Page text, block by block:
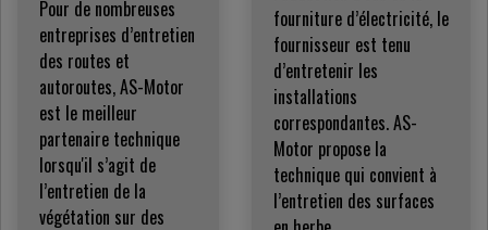
Pour de nombreuses
entreprises d’entretien
des routes et
autoroutes, AS-Motor
est le meilleur
partenaire technique
lorsqu'il s’agit de
l’entretien de la
végétation sur des
fourniture d’électricité, le
fournisseur est tenu
d’entretenir les
installations
correspondantes. AS-
Motor propose la
technique qui convient à
l’entretien des surfaces